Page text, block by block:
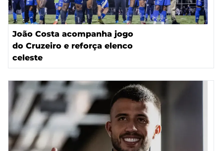
João Costa acompanha jogo
do Cruzeiro e reforça elenco
celeste